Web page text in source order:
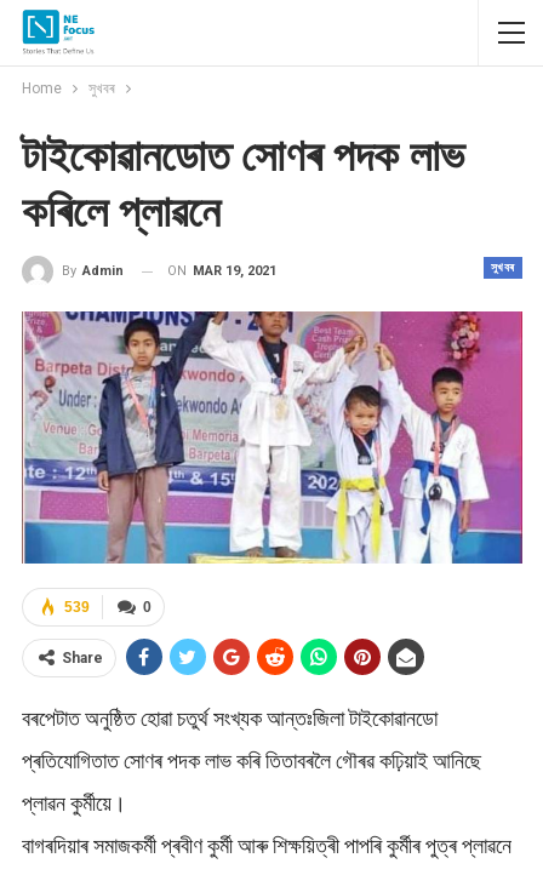
Home সুখবৰ
টাইকোৱানডোত সোণৰ পদক লাভ
কৰিলে প্লাৱনে
সুখবৰ
By Admin ON MAR 19, 2021
0
539
Share
বৰপেটাত অনুষ্ঠিত হোৱা চতুৰ্থ সংখ্যক আন্তঃজিলা টাইকোৱানডো
প্ৰতিযোগিতাত সোণৰ পদক লাভ কৰি তিতাবৰলৈ গৌৰৱ কঢ়িয়াই আনিছে
প্লাৱন কুৰ্মীয়ে।
বাগৰদিয়াৰ সমাজকৰ্মী প্ৰবীণ কুৰ্মী আৰু শিক্ষয়িত্ৰী পাপৰি কুৰ্মীৰ পুত্ৰ প্লাৱনে